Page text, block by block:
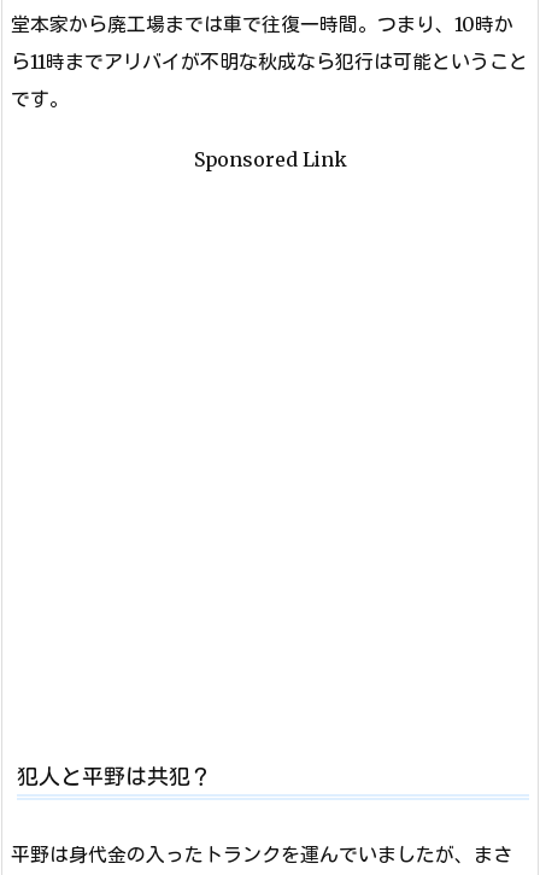
堂本家から廃工場までは車で往復一時間。つまり、10時か
ら11時までアリバイが不明な秋成なら犯行は可能ということ
です。
Sponsored Link
犯人と平野は共犯？
平野は身代金の入ったトランクを運んでいましたが、まさ